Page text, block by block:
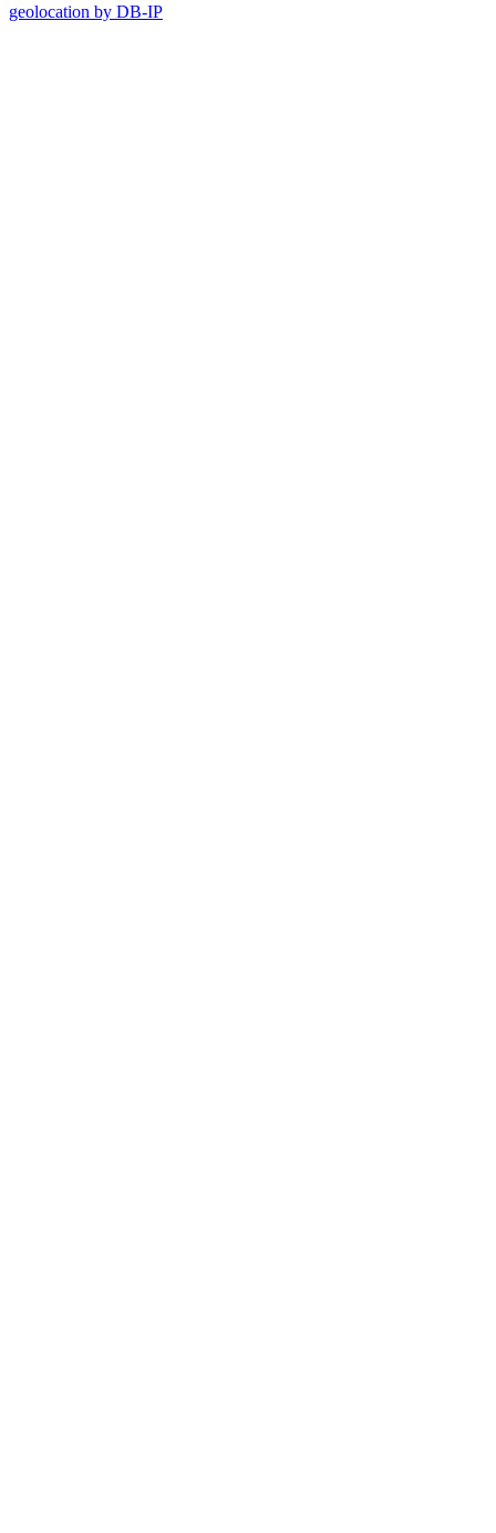
geolocation by DB-IP